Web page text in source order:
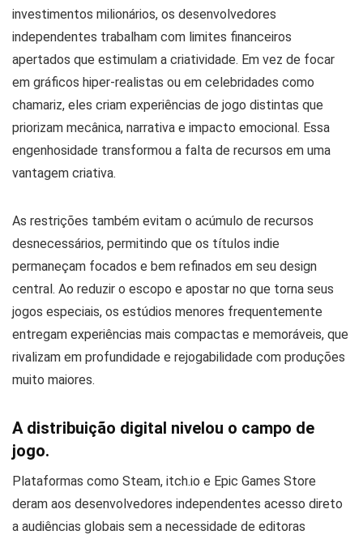
investimentos milionários, os desenvolvedores
independentes trabalham com limites financeiros
apertados que estimulam a criatividade. Em vez de focar
em gráficos hiper-realistas ou em celebridades como
chamariz, eles criam experiências de jogo distintas que
priorizam mecânica, narrativa e impacto emocional. Essa
engenhosidade transformou a falta de recursos em uma
vantagem criativa.
As restrições também evitam o acúmulo de recursos
desnecessários, permitindo que os títulos indie
permaneçam focados e bem refinados em seu design
central. Ao reduzir o escopo e apostar no que torna seus
jogos especiais, os estúdios menores frequentemente
entregam experiências mais compactas e memoráveis, que
rivalizam em profundidade e rejogabilidade com produções
muito maiores.
A distribuição digital nivelou o campo de
jogo.
Plataformas como Steam, itch.io e Epic Games Store
deram aos desenvolvedores independentes acesso direto
a audiências globais sem a necessidade de editoras